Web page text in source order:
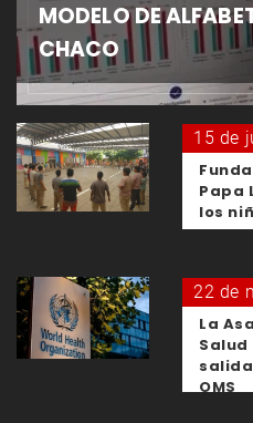
MODELO DE
CHACO
15 de
Papa
los
22 de
La
OMS